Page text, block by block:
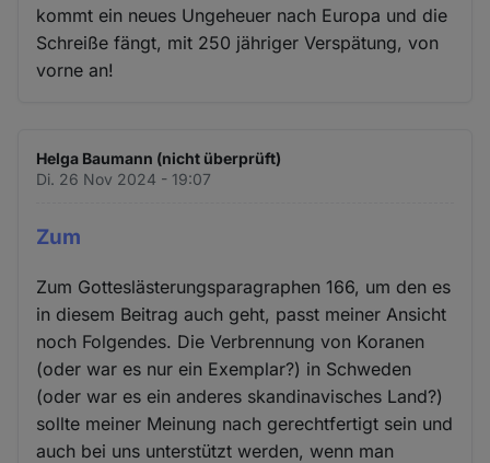
kommt ein neues Ungeheuer nach Europa und die
Schreiße fängt, mit 250 jähriger Verspätung, von
vorne an!
Helga Baumann (nicht überprüft)
Di. 26 Nov 2024 - 19:07
Zum
Zum Gotteslästerungsparagraphen 166, um den es
in diesem Beitrag auch geht, passt meiner Ansicht
noch Folgendes. Die Verbrennung von Koranen
(oder war es nur ein Exemplar?) in Schweden
(oder war es ein anderes skandinavisches Land?)
sollte meiner Meinung nach gerechtfertigt sein und
auch bei uns unterstützt werden, wenn man